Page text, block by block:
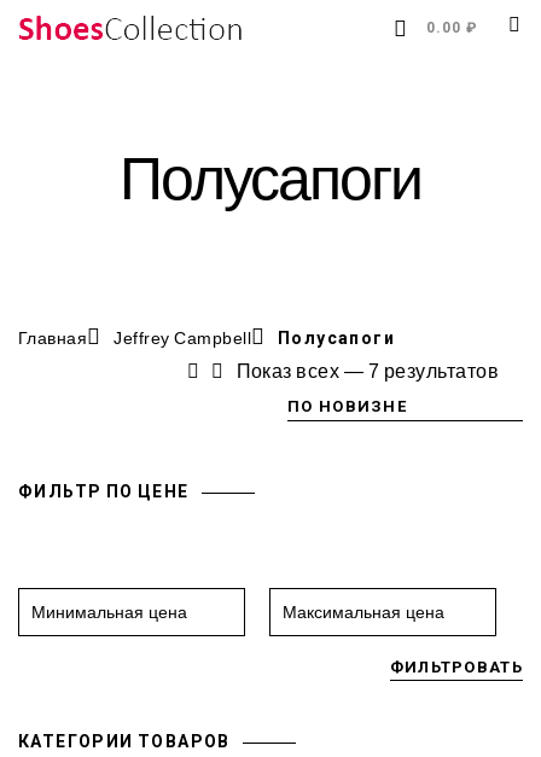
0.00 ₽
Полусапоги
Главная Jeffrey Campbell Полусапоги
Показ всех — 7 результатов
ФИЛЬТР ПО ЦЕНЕ
ФИЛЬТРОВАТЬ
КАТЕГОРИИ ТОВАРОВ